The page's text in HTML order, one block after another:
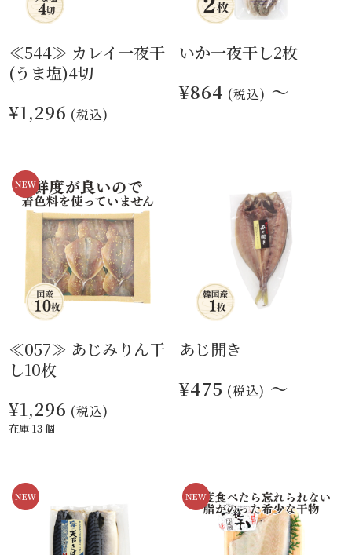
≪544≫ カレイ一夜干
(うま塩)4切
¥1,296 (税込)
いか一夜干し2枚
¥864 (税込) ～
≪057≫ あじみりん干
し10枚
¥1,296 (税込)
在庫 13 個
あじ開き
¥475 (税込) ～